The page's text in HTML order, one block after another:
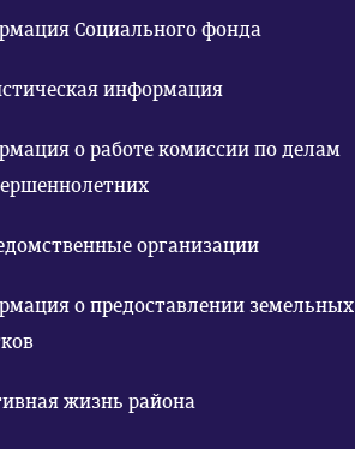
Социального фонда
информация
о работе комиссии по делам
организации
о предоставлении земельных
жизнь района